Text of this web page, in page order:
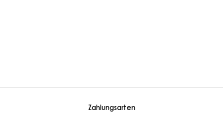
Zahlungsarten